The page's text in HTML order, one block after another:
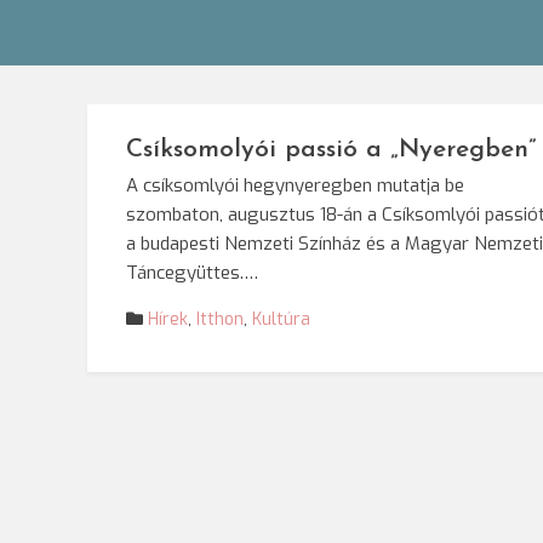
Csíksomolyói passió a „Nyeregben”
A csíksomlyói hegynyeregben mutatja be
szombaton, augusztus 18-án a Csíksomlyói
a budapesti Nemzeti Színház és a Magyar Nemzeti
Táncegyüttes.…
Hírek, Itthon, Kultúra